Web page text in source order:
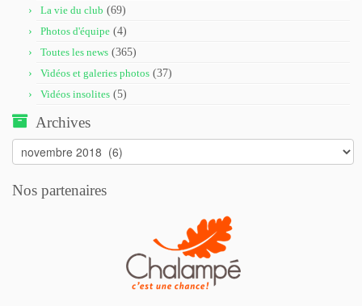
La vie du club (69)
Photos d'équipe (4)
Toutes les news (365)
Vidéos et galeries photos (37)
Vidéos insolites (5)
Archives
Nos partenaires